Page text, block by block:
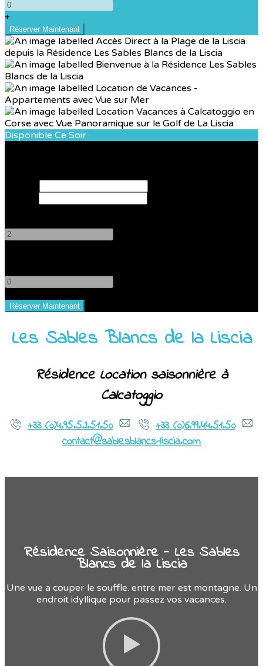
+
Disponible Ce Soir
Les Sables Blancs de la Liscia
Résidence Location saisonnière à
Calcatoggio
+33 (0)4.95.52.51.50
+33 (0)6.99.44.51.50
contact@sablesblancs-liscia.com
Résidence Saisonnière - Les Sables
Blancs de la Liscia
Une vue a couper le souffle. entre mer est montagne. Un
endroit idyllique pour passez vos vacances.